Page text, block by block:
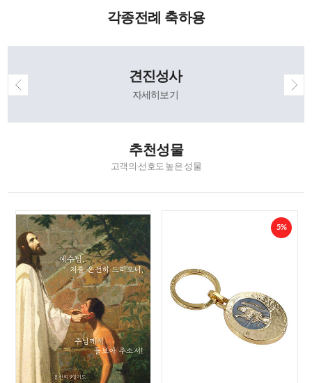
각종전례 축하용
견진성사
자세히보기
추천성물
고객의 선호도 높은 성물
5%